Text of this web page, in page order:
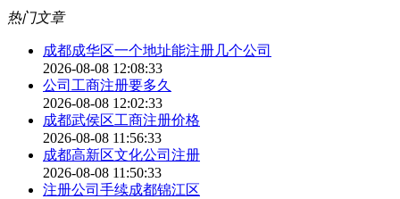
热门文章
成都成华区一个地址能注册几个公司
2026-08-08 12:08:33
公司工商注册要多久
2026-08-08 12:02:33
成都武侯区工商注册价格
2026-08-08 11:56:33
成都高新区文化公司注册
2026-08-08 11:50:33
注册公司手续成都锦江区